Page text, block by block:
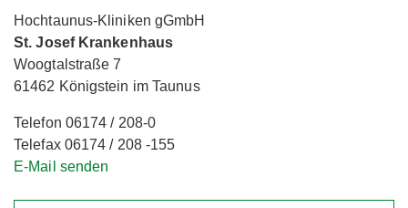
Hochtaunus-Kliniken gGmbH
St. Josef Krankenhaus
Woogtalstraße 7
61462 Königstein im Taunus
Telefon 06174 / 208-0
Telefax 06174 / 208 -155
E-Mail senden